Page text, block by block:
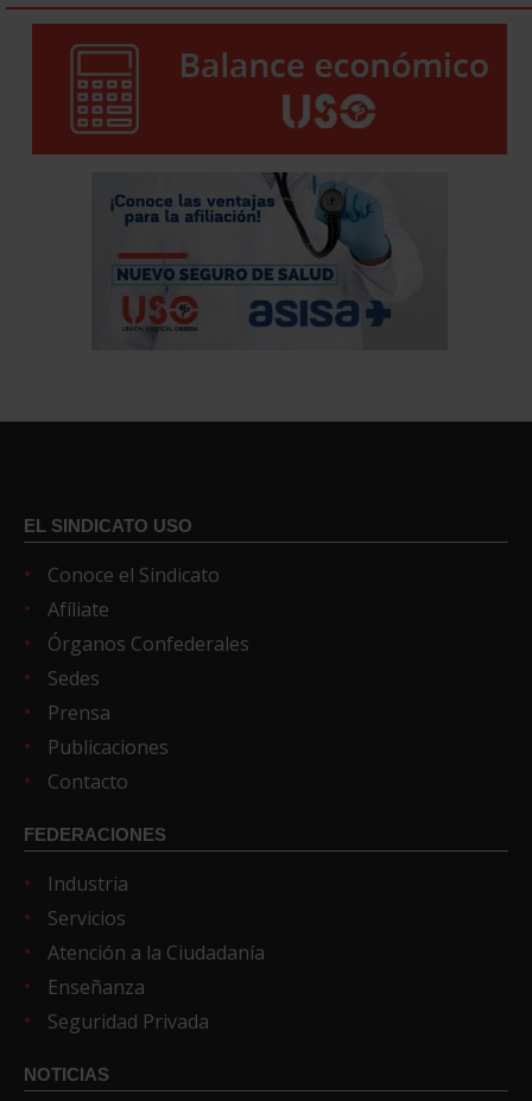
EL SINDICATO USO
Conoce el Sindicato
Afíliate
Órganos Confederales
Sedes
Prensa
Publicaciones
Contacto
FEDERACIONES
Industria
Servicios
Atención a la Ciudadanía
Enseñanza
Seguridad Privada
NOTICIAS